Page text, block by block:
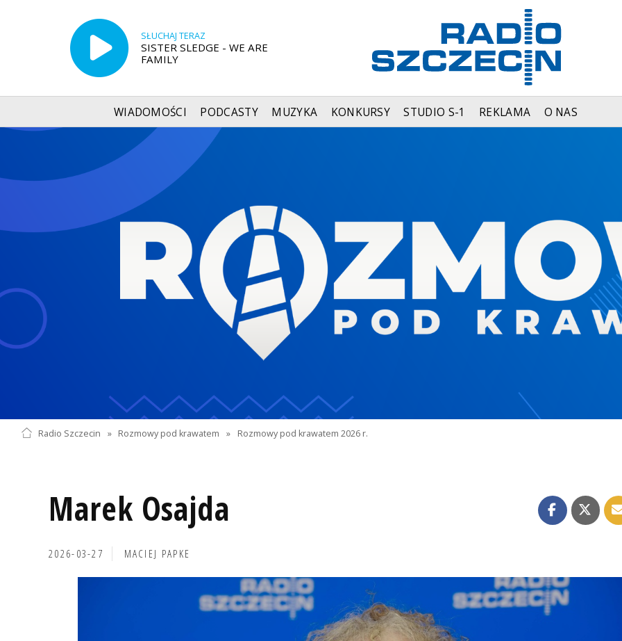
SŁUCHAJ TERAZ
SISTER SLEDGE - WE ARE
FAMILY
WIADOMOŚCI PODCASTY MUZYKA KONKURSY STUDIO S-1 REKLAMA O NAS
Radio Szczecin » Rozmowy pod krawatem » Rozmowy pod krawatem 2026 r.
Marek Osajda
2026-03-27 MACIEJ PAPKE